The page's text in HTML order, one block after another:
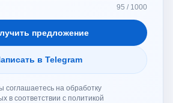
95 / 1000
предложение
в Telegram
соглашаетесь на обработку
в соответствии с политикой